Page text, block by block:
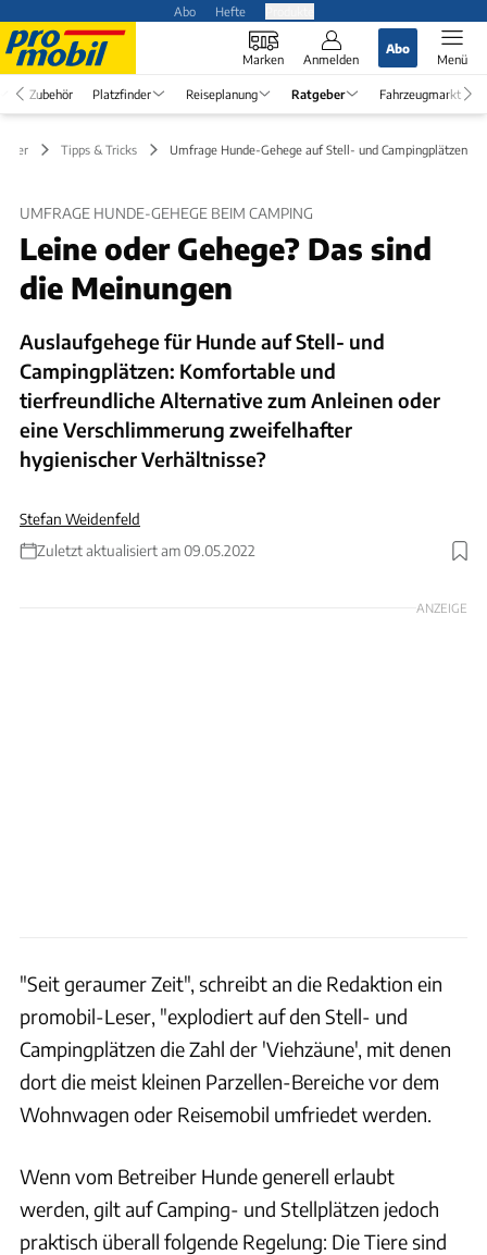
Abo Hefte
Marken Anmelden
Abo
Menü
Zubehör Platzfinder Reiseplanung Ratgeber Fahrzeugmarkt
Tipps & Tricks Umfrage Hunde-Gehege auf Stell- und Campingplätzen
UMFRAGE HUNDE-GEHEGE BEIM CAMPING
Leine oder Gehege? Das sind
die Meinungen
Auslaufgehege für Hunde auf Stell- und
Campingplätzen: Komfortable und
tierfreundliche Alternative zum Anleinen oder
eine Verschlimmerung zweifelhafter
hygienischer Verhältnisse?
Stefan Weidenfeld
Zuletzt aktualisiert am 09.05.2022
Foto: Westend61/Gettyimages
ANZEIGE
"Seit geraumer Zeit", schreibt an die Redaktion ein
promobil-Leser, "explodiert auf den Stell- und
Campingplätzen die Zahl der 'Viehzäune', mit denen
dort die meist kleinen Parzellen-Bereiche vor dem
Wohnwagen oder Reisemobil umfriedet werden.
Wenn vom Betreiber Hunde generell erlaubt
werden, gilt auf Camping- und Stellplätzen jedoch
praktisch überall folgende Regelung: Die Tiere sind